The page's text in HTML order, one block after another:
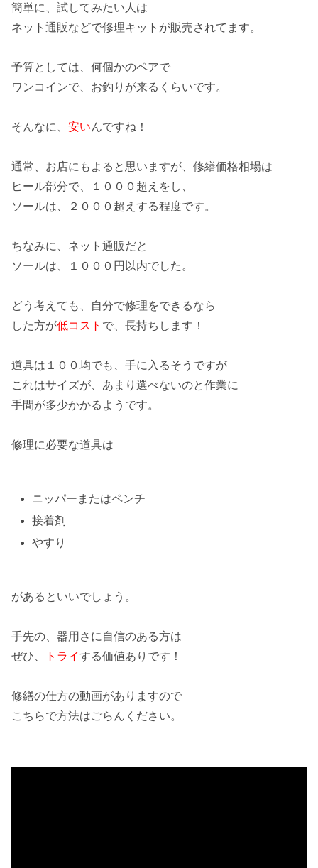
簡単に、試してみたい人は
ネット通販などで修理キット が販売されてます。
予算としては、何個かのペアで
ワンコインで、お釣りが来るくらいです。
そんなに、 安いんですね！
通常、お店にもよると思いますが、修繕価格相場は
ヒール部分で、
１０００超え をし、
ソールは、
２０００超え する程度です。
ちなみに、ネット通販だと
ソールは、
１０００円以内でした。
どう考えても、自分で修理をできるなら
した方が低コスト で、長持ちします！
道具は １００均でも、手に入るそうですが
これはサイズが、あまり選べないのと作業に
手間が多少かかるようです。
修理に必要な道具は
ニッパーまたはペンチ
接着剤
やすり
があるといいでしょう。
手先の、器用さに 自信のある方は
ぜひ、
トライする価値ありです！
修繕の仕方の動画がありますので
こちらで方法はごらんください。